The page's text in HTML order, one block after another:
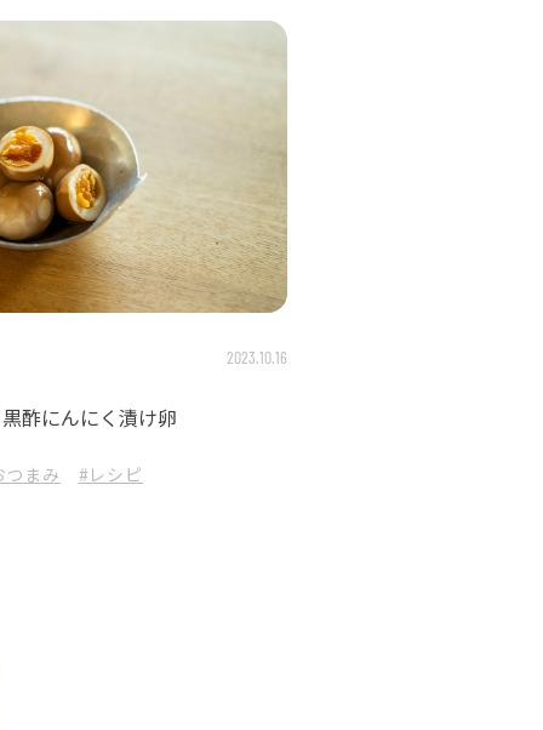
2023.10.16
酢にんにく漬け卵
つまみ #レシピ